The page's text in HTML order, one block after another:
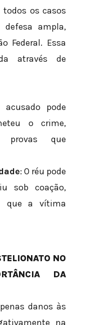
os casos
ampla,
Federal. Essa
através de
acusado pode
o crime,
provas que
: O réu pode
sob coação,
que a vítima
NO
DA
danos às
na